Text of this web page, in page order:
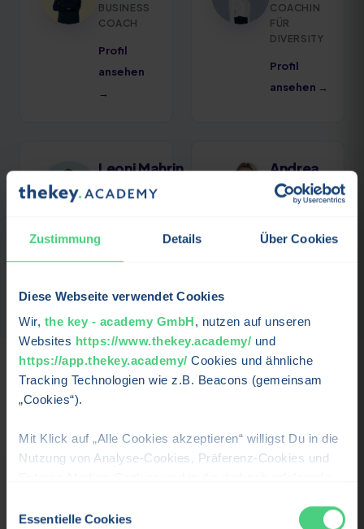
Zustimmung Details Über Cookies
Diese Webseite verwendet Cookies
Wir, the key - academy GmbH, nutzen auf unseren
Websites https://www.thekey.academy/ und
https://app.thekey.academy/ Cookies und ähnliche
Tracking Technologien wie z.B. Beacons (gemeinsam
„Cookies“).
Mit Klick auf „Alle Cookies akzeptieren“ willigst Du in die
Nutzung von Analyse-Cookies, Präferenz-Cookies und
oben beschriebenen Zwecken durch uns oder Dritte, wie
Essentielle Cookies
BUSINESS
COACH
Profil
ansehen
→
COACHIN
FÜR
DIVERSITY
Profil
ansehen →
Leoni Mahrin
COACHIN FÜR
DIVERSITÄTSORIENTIERTE…
Andrea
Grießmann
MODERATION
Karriere & Perspektiven
Wohin dich Diversity Managementbringt – und für
wen sich der Lehrgang lohnt.
Für wen ist der Lehrgang?